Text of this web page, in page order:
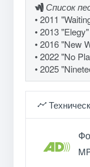
Список
• 2011
• 2013
• 2016 "New
• 2022 "No
• 2025